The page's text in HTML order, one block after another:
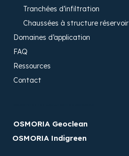
Tranchées d’infiltration
Chaussées à structure réservoir​
Domaines d’application
FAQ
Ressources
Contact
OSMORIA Geoclean
OSMORIA Indigreen